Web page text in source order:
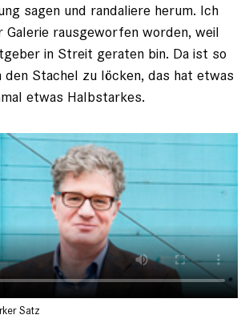
sagen und randaliere herum. Ich
Galerie rausgeworfen worden, weil
in Streit geraten bin. Da ist so
den Stachel zu ­löcken, das hat etwas
etwas Halbstarkes.
Satz